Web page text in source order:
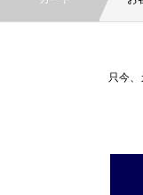
只今、